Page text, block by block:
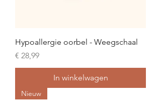
Hypoallergie oorbel - Weegschaal
Prijs
€ 28,99
In winkelwagen
Nieuw